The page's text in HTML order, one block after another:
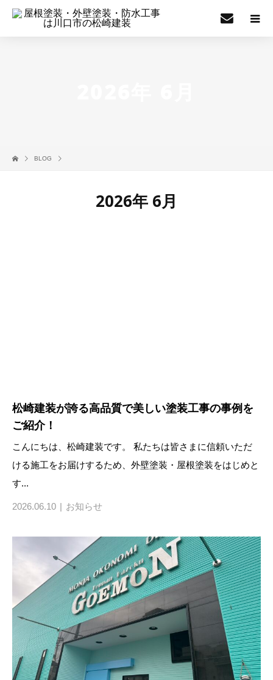
BLOG
2026年 6月
松崎建装が誇る高品質で美しい塗装工事の事例を
ご紹介！
こんにちは、松崎建装です。 私たちは皆さまに信頼いただ
ける施工をお届けするため、外壁塗装・屋根塗装をはじめと
す...
2026.06.10 お知らせ